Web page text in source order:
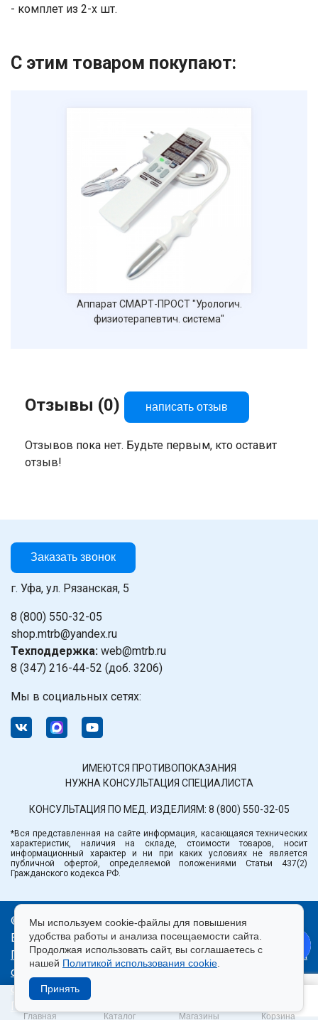
Главная Каталог Магазины Корзина
- комплет из 2-х шт.
С этим товаром покупают:
Аппарат СМАРТ-ПРОСТ "Урологич.
физиотерапевтич. система"
Отзывы (0) написать отзыв
Отзывов пока нет. Будьте первым, кто оставит
отзыв!
Заказать звонок
г. Уфа, ул. Рязанская, 5
8 (800) 550-32-05
shop.mtrb@yandex.ru
Техподдержка: web@mtrb.ru
8 (347) 216-44-52 (доб. 3206)
Мы в социальных сетях:
ИМЕЮТСЯ ПРОТИВОПОКАЗАНИЯ
НУЖНА КОНСУЛЬТАЦИЯ СПЕЦИАЛИСТА
КОНСУЛЬТАЦИЯ ПО МЕД. ИЗДЕЛИЯМ: 8 (800) 550-32-05
*Вся представленная на сайте информация, касающаяся технических
характеристик, наличия на складе, стоимости товаров, носит
информационный характер и ни при каких условиях не является
публичной офертой, определяемой положениями Статьи 437(2)
Гражданского кодекса РФ.
© ООО «Медтехника» РБ.
Все права защищены 2026.
Политика конфиденциальности| Правила пользования
сайтом
Использование cookie|Согласие на
обработку персональных данных
Продвижение сайта — Лидер Поиска
Мы используем cookie-файлы для повышения
удобства работы и анализа посещаемости сайта.
Продолжая использовать сайт, вы соглашаетесь с
нашей Политикой использования cookie
Принять